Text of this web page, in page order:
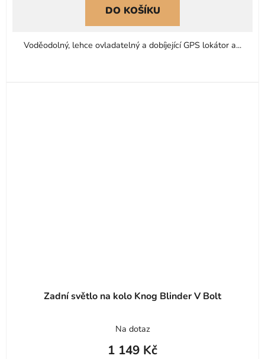
0,0
z
5
DO KOŠÍKU
Voděodolný, lehce ovladatelný a dobíjející GPS lokátor a...
Zadní světlo na kolo Knog Blinder V Bolt
Na dotaz
1 149 Kč